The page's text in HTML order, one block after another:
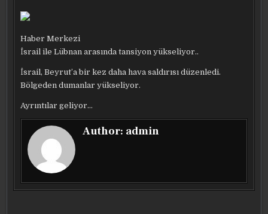
Haber Merkezi
İsrail ile Lübnan arasında tansiyon yükseliyor..
İsrail, Beyrut’a bir kez daha hava saldırısı düzenledi.
Bölgeden dumanlar yükseliyor.
Ayrıntılar geliyor…
Author: admin